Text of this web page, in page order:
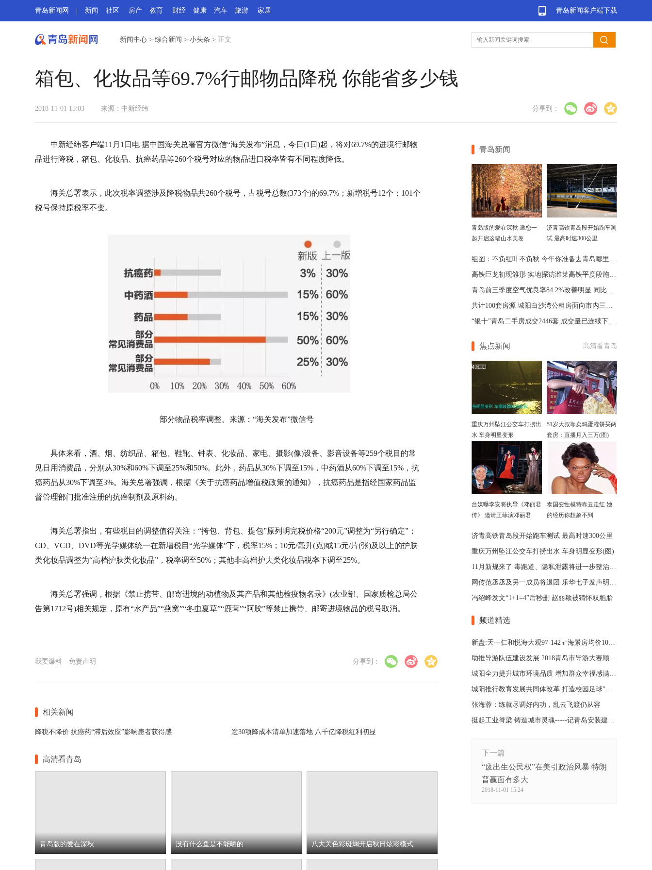
青岛新闻客户端下载
青岛新闻网 新闻 社区 房产 教育 财经 健康 汽车 旅游 家居
新闻中心 > 综合新闻 > 小头条 > 正文
箱包、化妆品等69.7%行邮物品降税 你能省多少钱
2018-11-01 15:03 来源：中新经纬 分享到：
中新经纬客户端11月1日电 据中国海关总署官方微信“海关发布”消息，今日(1日)起，将对69.7%的进境行邮物
品进行降税，箱包、化妆品、抗癌药品等260个税号对应的物品进口税率皆有不同程度降低。
海关总署表示，此次税率调整涉及降税物品共260个税号，占税号总数(373个)的69.7%；新增税号12个；101个
税号保持原税率不变。
部分物品税率调整。来源：“海关发布”微信号
具体来看，酒、烟、纺织品、箱包、鞋靴、钟表、化妆品、家电、摄影(像)设备、影音设备等259个税目的常
见日用消费品，分别从30%和60%下调至25%和50%。此外，药品从30%下调至15%，中药酒从60%下调至15%，抗
癌药品从30%下调至3%。海关总署强调，根据《关于抗癌药品增值税政策的通知》，抗癌药品是指经国家药品监
督管理部门批准注册的抗癌制剂及原料药。
海关总署指出，有些税目的调整值得关注：“挎包、背包、提包”原列明完税价格“200元”调整为“另行确定”；
CD、VCD、DVD等光学媒体统一在新增税目“光学媒体”下，税率15%；10元/毫升(克)或15元/片(张)及以上的护肤
类化妆品调整为“高档护肤类化妆品”，税率调至50%；其他非高档护夫类化妆品税率下调至25%。
海关总署强调，根据《禁止携带、邮寄进境的动植物及其产品和其他检疫物名录》(农业部、国家质检总局公
告第1712号)相关规定，原有“水产品”“燕窝”“冬虫夏草”“鹿茸”“阿胶”等禁止携带、邮寄进境物品的税号取消。
我要爆料 免责声明 分享到：
相关新闻
降税不降价 抗癌药“滞后效应”影响患者获得感 逾30项降成本清单加速落地 八千亿降税红利初显
高清看青岛
青岛版的爱在深秋 没有什么鱼是不能晒的 八大关色彩斑斓开启秋日炫彩模式
青岛新闻
青岛版的爱在深秋 邀您一
起开启这幅山水美卷
济青高铁青岛段开始跑车测
试 最高时速300公里
组图：不负红叶不负秋 今年你准备去青岛哪里赏红叶？
高铁巨龙初现雏形 实地探访潍莱高铁平度段施工现场(图)
青岛前三季度空气优良率84.2%改善明显 同比提高7.3%
共计100套房源 城阳白沙湾公租房面向市内三区启动配租
“银十”青岛二手房成交2446套 成交量已连续下降7个月
焦点新闻 高清看青岛
重庆万州坠江公交车打捞出
水 车身明显变形
51岁大叔靠卖鸡蛋灌饼买两
套房：直播月入三万(图)
台媒曝李安将执导《邓丽君
传》 邀请王菲演邓丽君
泰国变性模特靠丑走红 她
的经历你想象不到
济青高铁青岛段开始跑车测试 最高时速300公里
重庆万州坠江公交车打捞出水 车身明显变形(图)
11月新规来了 毒跑道、隐私泄露将进一步整治(图)
网传范丞丞及另一成员将退团 乐华七子发声明辟谣
冯绍峰发文“1+1=4”后秒删 赵丽颖被猜怀双胞胎
频道精选
新盘:天一仁和悦海大观97-142㎡海景房均价10600
助推导游队伍建设发展 2018青岛市导游大赛顺利落幕
城阳全力提升城市环境品质 增加群众幸福感满意度
城阳推行教育发展共同体改革 打造校园足球"城阳模式"
张海蓉：练就尽调好内功，乱云飞渡仍从容
挺起工业脊梁 铸造城市灵魂-----记青岛安装建设股份有限公司成立六十周年
下一篇
“废出生公民权”在美引政治风暴 特朗
普赢面有多大
2018-11-01 15:24